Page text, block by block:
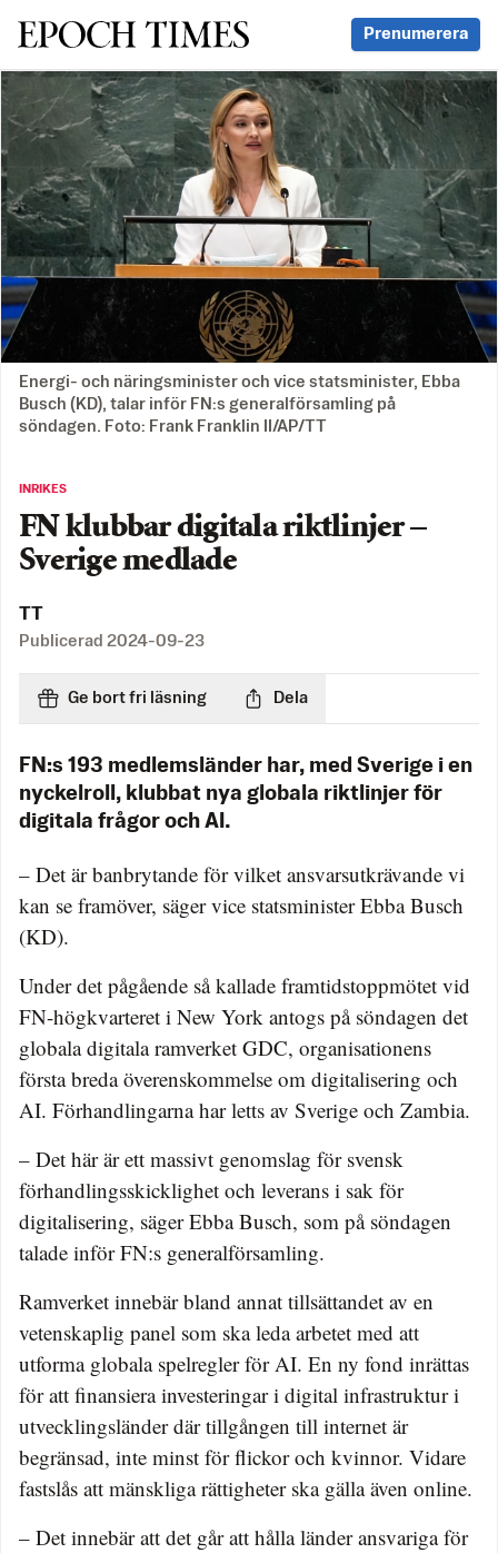
Svenska Epoch Times Prenumerera
Energi- och näringsminister och vice statsminister, Ebba
Busch (KD), talar inför FN:s generalförsamling på
söndagen. Foto: Frank Franklin II/AP/TT
INRIKES
FN klubbar digitala riktlinjer –
Sverige medlade
TT
Publicerad 2024-09-23
Ge bort fri läsning Dela
FN:s 193 medlemsländer har, med Sverige i en
nyckelroll, klubbat nya globala riktlinjer för
digitala frågor och AI.
– Det är banbrytande för vilket ansvarsutkrävande vi
kan se framöver, säger vice statsminister Ebba Busch
(KD).
Under det pågående så kallade framtidstoppmötet vid
FN-högkvarteret i New York antogs på söndagen det
globala digitala ramverket GDC, organisationens
första breda överenskommelse om digitalisering och
AI. Förhandlingarna har letts av Sverige och Zambia.
– Det här är ett massivt genomslag för svensk
förhandlingsskicklighet och leverans i sak för
digitalisering, säger Ebba Busch, som på söndagen
talade inför FN:s generalförsamling.
Ramverket innebär bland annat tillsättandet av en
vetenskaplig panel som ska leda arbetet med att
utforma globala spelregler för AI. En ny fond inrättas
för att finansiera investeringar i digital infrastruktur i
utvecklingsländer där tillgången till internet är
begränsad, inte minst för flickor och kvinnor. Vidare
fastslås att mänskliga rättigheter ska gälla även online.
– Det innebär att det går att hålla länder ansvariga för